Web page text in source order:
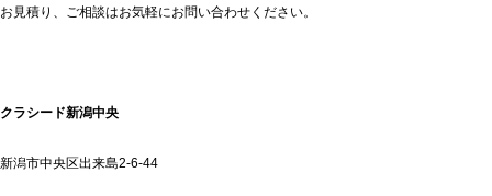
お見積り、ご相談はお気軽にお問い合わせください。
クラシード新潟中央
新潟市中央区出来島2-6-44